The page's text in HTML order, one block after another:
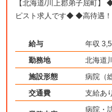
【北海道/川上郡弟子屈町】 ◆未経験者歓迎！川上郡の療養型病院でセラ
ピスト求人で
給与
勤務地
北海道
施設形態
病院（
問看護
交通費 支給あり
病院・